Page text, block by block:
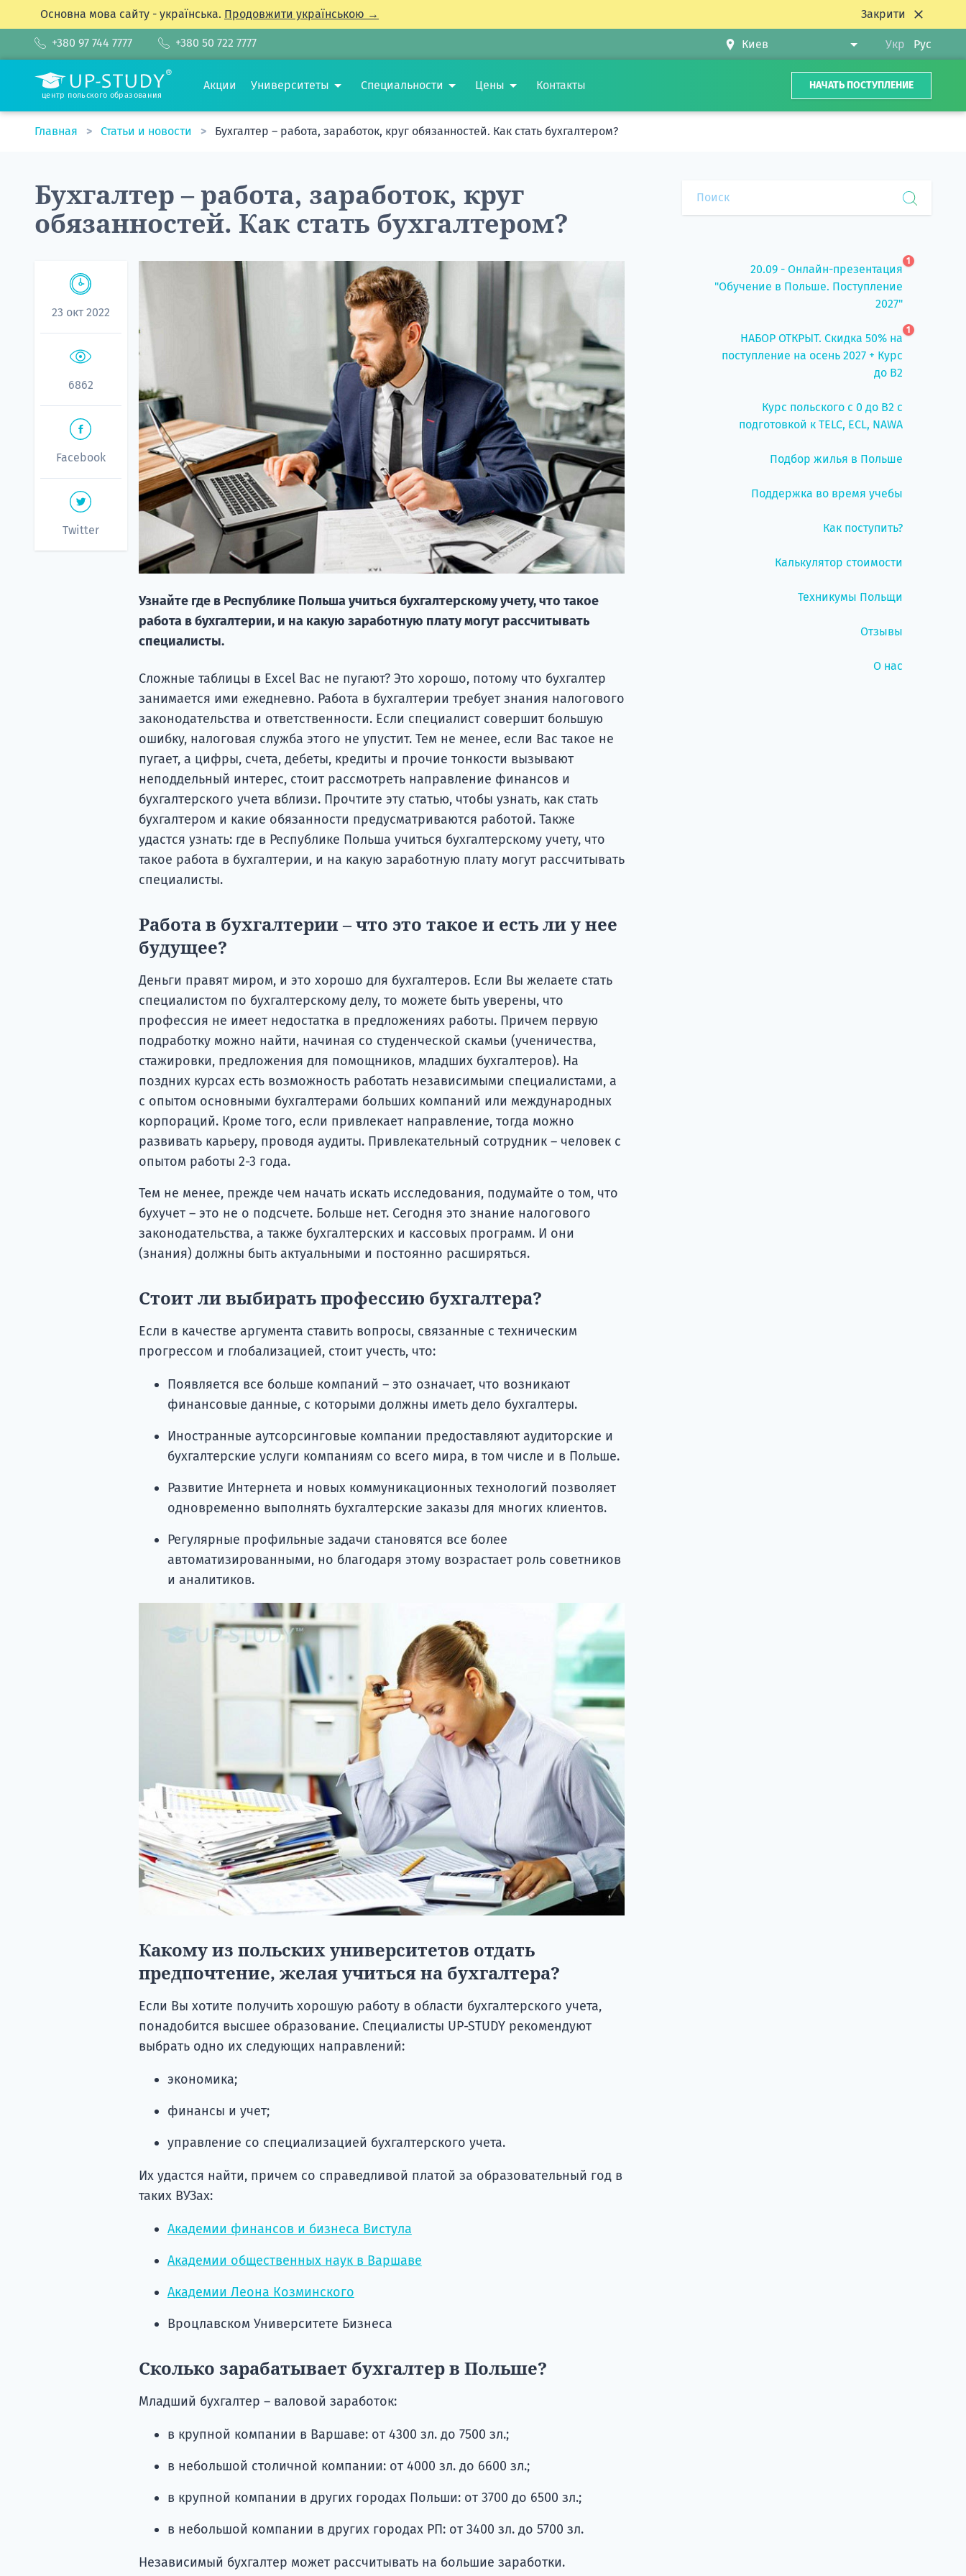
Основна мова сайту - українська. Продовжити українською → Закрити
+380 97 744 7777 +380 50 722 7777 Укр Рус
центр польского образования
Акции Университеты Специальности Цены Контакты НАЧАТЬ ПОСТУПЛЕНИЕ
Главная Статьи и новости Бухгалтер – работа, заработок, круг обязанностей. Как стать бухгалтером?
Бухгалтер – работа, заработок, круг
обязанностей. Как стать бухгалтером?
23 окт 2022
6862
Facebook
Twitter
Узнайте где в Республике Польша учиться бухгалтерскому учету, что такое
работа в бухгалтерии, и на какую заработную плату могут рассчитывать
специалисты.
Сложные таблицы в Excel Вас не пугают? Это хорошо, потому что бухгалтер
занимается ими ежедневно. Работа в бухгалтерии требует знания налогового
законодательства и ответственности. Если специалист совершит большую
ошибку, налоговая служба этого не упустит. Тем не менее, если Вас такое не
пугает, а цифры, счета, дебеты, кредиты и прочие тонкости вызывают
неподдельный интерес, стоит рассмотреть направление финансов и
бухгалтерского учета вблизи. Прочтите эту статью, чтобы узнать, как стать
бухгалтером и какие обязанности предусматриваются работой. Также
удастся узнать: где в Республике Польша учиться бухгалтерскому учету, что
такое работа в бухгалтерии, и на какую заработную плату могут рассчитывать
специалисты.
Работа в бухгалтерии – что это такое и есть ли у нее
будущее?
Деньги правят миром, и это хорошо для бухгалтеров. Если Вы желаете стать
специалистом по бухгалтерскому делу, то можете быть уверены, что
профессия не имеет недостатка в предложениях работы. Причем первую
подработку можно найти, начиная со студенческой скамьи (ученичества,
стажировки, предложения для помощников, младших бухгалтеров). На
поздних курсах есть возможность работать независимыми специалистами, а
с опытом основными бухгалтерами больших компаний или международных
корпораций. Кроме того, если привлекает направление, тогда можно
развивать карьеру, проводя аудиты. Привлекательный сотрудник – человек с
опытом работы 2-3 года.
Тем не менее, прежде чем начать искать исследования, подумайте о том, что
бухучет – это не о подсчете. Больше нет. Сегодня это знание налогового
законодательства, а также бухгалтерских и кассовых программ. И они
(знания) должны быть актуальными и постоянно расширяться.
Стоит ли выбирать профессию бухгалтера?
Если в качестве аргумента ставить вопросы, связанные с техническим
прогрессом и глобализацией, стоит учесть, что:
Появляется все больше компаний – это означает, что возникают
финансовые данные, с которыми должны иметь дело бухгалтеры.
Иностранные аутсорсинговые компании предоставляют аудиторские и
бухгалтерские услуги компаниям со всего мира, в том числе и в Польше.
Развитие Интернета и новых коммуникационных технологий позволяет
одновременно выполнять бухгалтерские заказы для многих клиентов.
Регулярные профильные задачи становятся все более
автоматизированными, но благодаря этому возрастает роль советников
и аналитиков.
Какому из польских университетов отдать
предпочтение, желая учиться на бухгалтера?
Если Вы хотите получить хорошую работу в области бухгалтерского учета,
понадобится высшее образование. Специалисты UP-STUDY рекомендуют
выбрать одно их следующих направлений:
экономика;
финансы и учет;
управление со специализацией бухгалтерского учета.
Их удастся найти, причем со справедливой платой за образовательный год в
таких ВУЗах:
Академии финансов и бизнеса Вистула
Академии общественных наук в Варшаве
Академии Леона Козминского
Вроцлавском Университете Бизнеса
Сколько зарабатывает бухгалтер в Польше?
Младший бухгалтер – валовой заработок:
в крупной компании в Варшаве: от 4300 зл. до 7500 зл.;
в небольшой столичной компании: от 4000 зл. до 6600 зл.;
в крупной компании в других городах Польши: от 3700 до 6500 зл.;
в небольшой компании в других городах РП: от 3400 зл. до 5700 зл.
Независимый бухгалтер может рассчитывать на большие заработки.
20.09 - Онлайн-презентация
"Обучение в Польше. Поступление
2027"
1
НАБОР ОТКРЫТ. Скидка 50% на
поступление на осень 2027 + Курс
до B2
1
Курс польского с 0 до B2 с
подготовкой к TELC, ECL, NAWA
Подбор жилья в Польше
Поддержка во время учебы
Как поступить?
Калькулятор стоимости
Техникумы Польщи
Отзывы
О нас